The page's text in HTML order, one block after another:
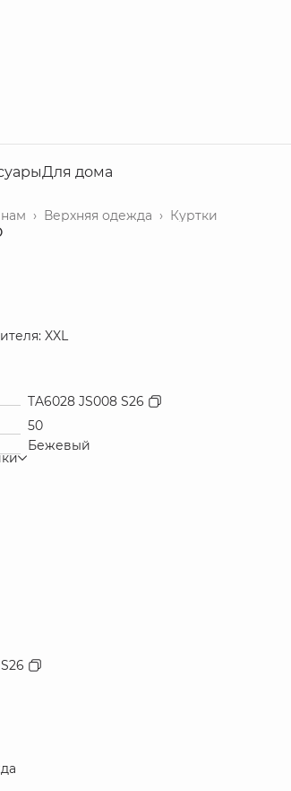
Для дома
Куртки
Верхняя одежда ›
›
XXL
TA6028 JS008 S26
50
Бежевый